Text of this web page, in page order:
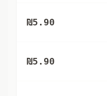
₪5.90
₪5.90